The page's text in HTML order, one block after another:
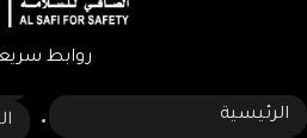
روابط
الرئيسية